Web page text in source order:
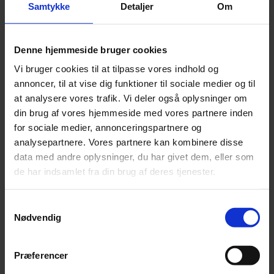
Samtykke Detaljer Om
Denne hjemmeside bruger cookies
Vi bruger cookies til at tilpasse vores indhold og
annoncer, til at vise dig funktioner til sociale medier og til
at analysere vores trafik. Vi deler også oplysninger om
din brug af vores hjemmeside med vores partnere inden
for sociale medier, annonceringspartnere og
analysepartnere. Vores partnere kan kombinere disse
data med andre oplysninger, du har givet dem, eller som
de har indsamlet fra din brug af deres tjenester.
Nødvendig
Præferencer
har solgt din investering.
året efter får et tab på f.eks. 5 pct. - svarende til
32.500 kr. (5 pct. (500.000 + 150.000)), så er
fradragsværdien kun 27 pct. ved aktieindkomst og
måske endda helt ned til ca. 25 pct., hvis det er fond,
der er lagerbeskattet som kapitalindkomst og du har
stor negativ kapitalindkomst (f.eks. renteudgifter).
Lagerskatten giver altså en uforudsigelig skat og risiko
for overbeskatning.
Løsningen er individuel
lagerskat i gode år eller sælge ud, mens investor i
dårlige år får fradrag, der ikke nødvendigvis har samme